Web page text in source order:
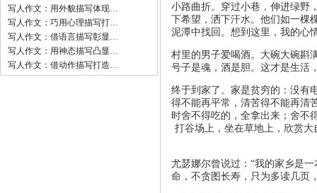
写人作文：用外貌描写体现…
写人作文：巧用心理描写打…
写人作文：借语言描写彰显…
写人作文：用神态描写凸显…
写人作文：借动作描写打造…
小路曲折。穿过小巷，伸进绿野
下希望，洒下汗水。他们如一棵
泥潭中找回。想到这里，我的心
村里的男子爱喝酒。大碗大碗斟
号子是魂，酒是胆。这才是生活
终于到家了。家是贫穷的：没有
得不能再平常，清苦得不能再清
时舍不得吃的，全拿出来；舍不
打谷场上，坐在草地上，欣赏
尤瑟娜尔曾说过：“我的家乡是
命，不贪图长寿，只为多读几页